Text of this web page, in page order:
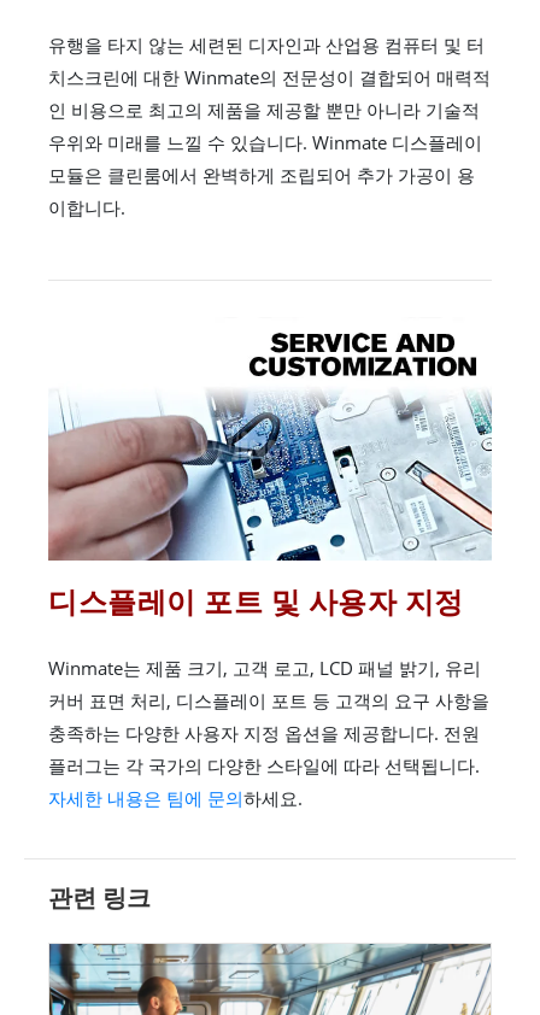
유행을 타지 않는 세련된 디자인과 산업용 컴퓨터 및 터
치스크린에 대한 Winmate의 전문성이 결합되어 매력적
인 비용으로 최고의 제품을 제공할 뿐만 아니라 기술적
우위와 미래를 느낄 수 있습니다. Winmate 디스플레이
모듈은 클린룸에서 완벽하게 조립되어 추가 가공이 용
이합니다.
디스플레이 포트 및 사용자 지정
Winmate는 제품 크기, 고객 로고, LCD 패널 밝기, 유리
커버 표면 처리, 디스플레이 포트 등 고객의 요구 사항을
충족하는 다양한 사용자 지정 옵션을 제공합니다. 전원
플러그는 각 국가의 다양한 스타일에 따라 선택됩니다.
자세한 내용은 팀에 문의하세요.
관련 링크